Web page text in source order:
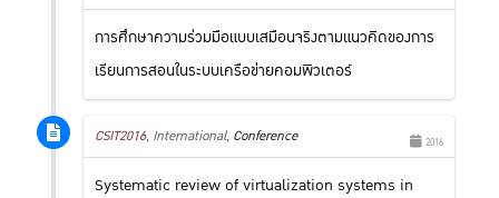
การศึกษาความร่วมมือแบบเสมือนจริงตามแนวคิดของการ
เรียนการสอนในระบบเครือข่ายคอมพิวเตอร์
2016
CSIT2016, International, Conference
Systematic review of virtualization systems in